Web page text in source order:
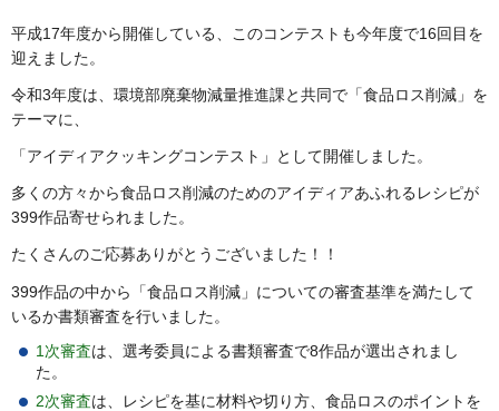
平成17年度から開催している、このコンテストも今年度で16回目を
迎えました。
令和3年度は、環境部廃棄物減量推進課と共同で「食品ロス削減」を
テーマに、
「アイディアクッキングコンテスト」として開催しました。
多くの方々から食品ロス削減のためのアイディアあふれるレシピが
399作品寄せられました。
たくさんのご応募ありがとうございました！！
399作品の中から「食品ロス削減」についての審査基準を満たして
いるか書類審査を行いました。
1次審査は、選考委員による書類審査で8作品が選出されまし
た。
2次審査は、レシピを基に材料や切り方、食品ロスのポイントを